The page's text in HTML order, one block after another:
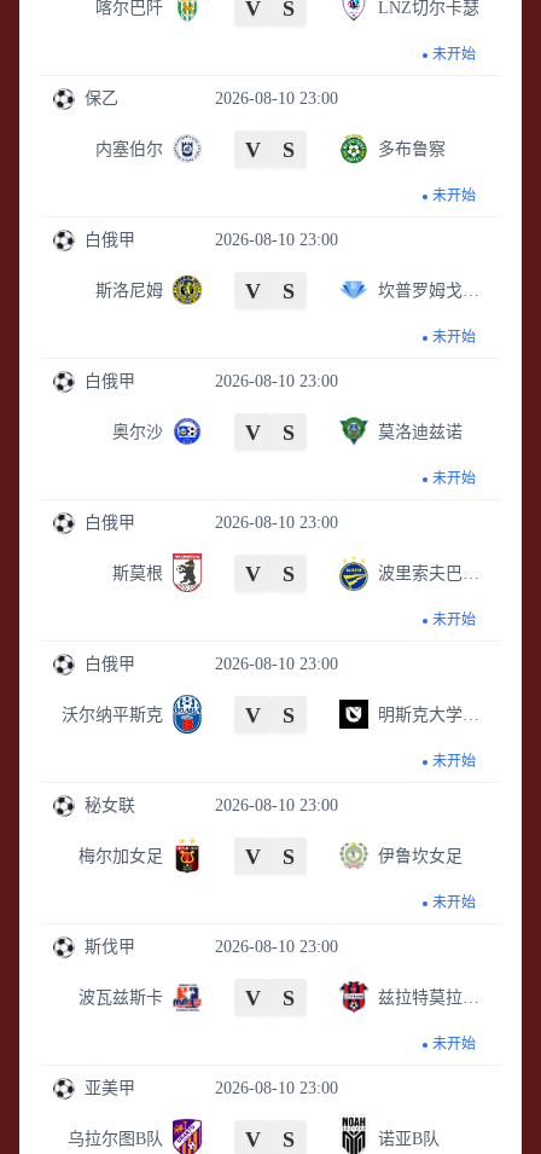
喀尔巴阡 V S LNZ切尔卡瑟
未开始
2026-08-10 23:00
保乙
内塞伯尔 V S 多布鲁察
未开始
2026-08-10 23:00
白俄甲
斯洛尼姆 V S
未开始
2026-08-10 23:00
白俄甲
奥尔沙 V S 莫洛迪兹诺
未开始
2026-08-10 23:00
白俄甲
斯莫根 V S
未开始
2026-08-10 23:00
白俄甲
沃尔纳平斯克 V S
未开始
2026-08-10 23:00
秘女联
梅尔加女足 V S 伊鲁坎女足
未开始
2026-08-10 23:00
斯伐甲
波瓦兹斯卡 V S
未开始
2026-08-10 23:00
亚美甲
乌拉尔图B队 V S 诺亚B队